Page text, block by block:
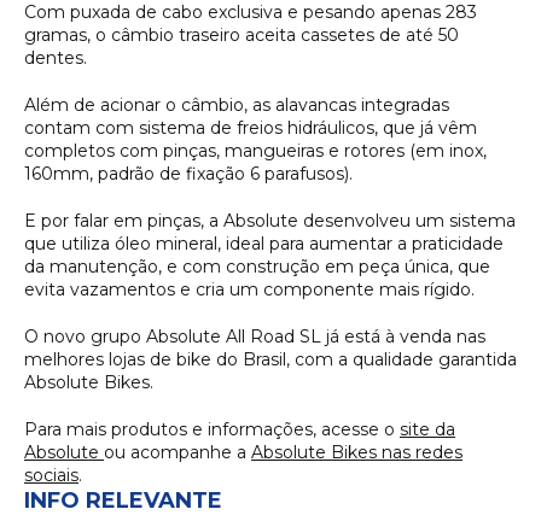
INFO RELEVANTE
Com puxada de cabo exclusiva e pesando apenas 283
gramas, o câmbio traseiro aceita cassetes de até 50
dentes.
Além de acionar o câmbio, as alavancas integradas
contam com sistema de freios hidráulicos, que já vêm
completos com pinças, mangueiras e rotores (em inox,
160mm, padrão de fixação 6 parafusos).
E por falar em pinças, a Absolute desenvolveu um sistema
que utiliza óleo mineral, ideal para aumentar a praticidade
da manutenção, e com construção em peça única, que
evita vazamentos e cria um componente mais rígido.
O novo grupo Absolute All Road SL já está à venda nas
melhores lojas de bike do Brasil, com a qualidade garantida
Absolute Bikes.
Para mais produtos e informações, acesse o site da
Absolute ou acompanhe a Absolute Bikes nas redes
sociais.